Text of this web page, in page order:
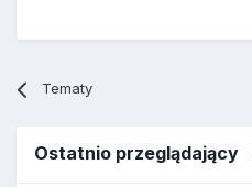
Tematy
Ostatnio przeglądający